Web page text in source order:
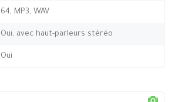
64, MP3, WAV
Oui, avec haut-parleurs stéréo
Oui